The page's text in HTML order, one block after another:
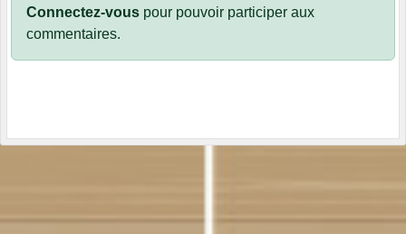
Connectez-vous pour pouvoir participer aux
commentaires.